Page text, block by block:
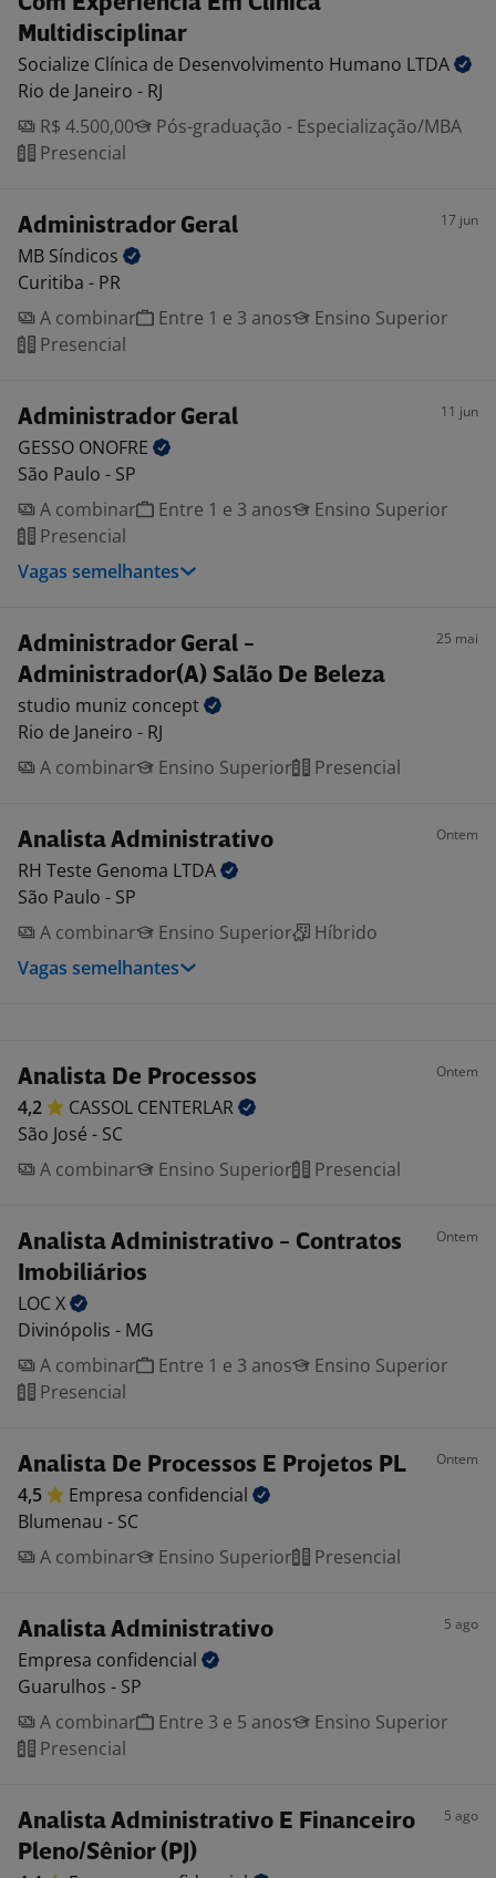
Multidisciplinar
Socialize Clínica de Desenvolvimento Humano LTDA
Rio de Janeiro - RJ
R$ 4.500,00
Pós-graduação - Especialização/MBA
Presencial
Administrador Geral 17 jun
MB Síndicos
Curitiba - PR
A combinar
Entre 1 e 3 anos
Ensino Superior
Presencial
Administrador Geral 11 jun
GESSO ONOFRE
São Paulo - SP
A combinar
Entre 1 e 3 anos
Ensino Superior
Presencial
Vagas semelhantes
Administrador Geral -
Administrador(A) Salão De Beleza
25 mai
studio muniz concept
Rio de Janeiro - RJ
A combinar
Ensino Superior Presencial
Analista Administrativo Ontem
RH Teste Genoma LTDA
São Paulo - SP
A combinar
Ensino Superior
Híbrido
Vagas semelhantes
Analista De Processos Ontem
4,2 CASSOL CENTERLAR
São José - SC
A combinar
Ensino Superior Presencial
Analista Administrativo - Contratos
Imobiliários
Ontem
LOCX
Divinópolis - MG
A combinar
Entre 1 e 3 anos
Ensino Superior
Presencial
Analista De Processos E Projetos PL Ontem
4,5 Empresa confidencial
Blumenau - SC
A combinar
Ensino Superior Presencial
Analista Administrativo 5 ago
Empresa confidencial
Guarulhos - SP
A combinar
Entre 3 e 5 anos
Ensino Superior
Presencial
Analista Administrativo E Financeiro
Pleno/Sênior (PJ)
5 ago